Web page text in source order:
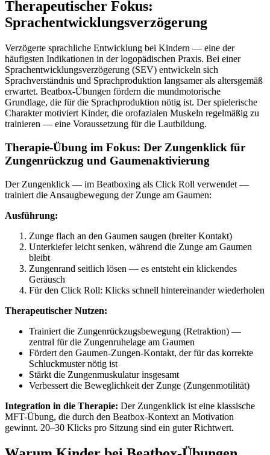
Therapeutischer Fokus:
Sprachentwicklungsverzögerung
Verzögerte sprachliche Entwicklung bei Kindern — eine der
häufigsten Indikationen in der logopädischen Praxis. Bei einer
Sprachentwicklungsverzögerung (SEV) entwickeln sich
Sprachverständnis und Sprachproduktion langsamer als altersgemäß
erwartet. Beatbox-Übungen fördern die mundmotorische
Grundlage, die für die Sprachproduktion nötig ist. Der spielerische
Charakter motiviert Kinder, die orofazialen Muskeln regelmäßig zu
trainieren — eine Voraussetzung für die Lautbildung.
Therapie-Übung im Fokus: Der Zungenklick für
Zungenrückzug und Gaumenaktivierung
Der Zungenklick — im Beatboxing als Click Roll verwendet —
trainiert die Ansaugbewegung der Zunge am Gaumen:
Ausführung:
Zunge flach an den Gaumen saugen (breiter Kontakt)
Unterkiefer leicht senken, während die Zunge am Gaumen
bleibt
Zungenrand seitlich lösen — es entsteht ein klickendes
Geräusch
Für den Click Roll: Klicks schnell hintereinander wiederholen
Therapeutischer Nutzen:
Trainiert die Zungenrückzugsbewegung (Retraktion) —
zentral für die Zungenruhelage am Gaumen
Fördert den Gaumen-Zungen-Kontakt, der für das korrekte
Schluckmuster nötig ist
Stärkt die Zungenmuskulatur insgesamt
Verbessert die Beweglichkeit der Zunge (Zungenmotilität)
Integration in die Therapie: Der Zungenklick ist eine klassische
MFT-Übung, die durch den Beatbox-Kontext an Motivation
gewinnt. 20–30 Klicks pro Sitzung sind ein guter Richtwert.